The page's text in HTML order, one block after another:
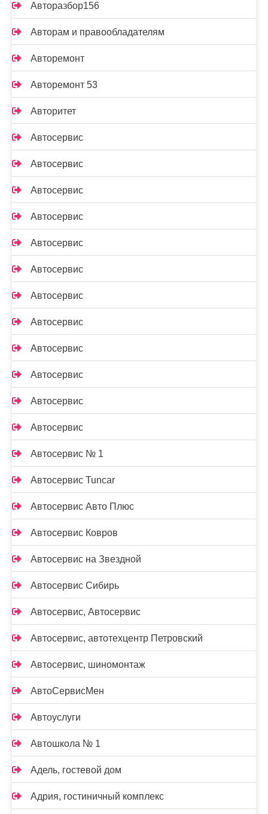
Авторазбор156
Авторам и правообладателям
Авторемонт
Авторемонт 53
Авторитет
Автосервис
Автосервис
Автосервис
Автосервис
Автосервис
Автосервис
Автосервис
Автосервис
Автосервис
Автосервис
Автосервис
Автосервис
Автосервис № 1
Автосервис Tuncar
Автосервис Авто Плюс
Автосервис Ковров
Автосервис на Звездной
Автосервис Сибирь
Автосервис, Автосервис
Автосервис, автотехцентр Петровский
Автосервис, шиномонтаж
АвтоСервисМен
Автоуслуги
Автошкола № 1
Адель, гостевой дом
Адрия, гостиничный комплекс